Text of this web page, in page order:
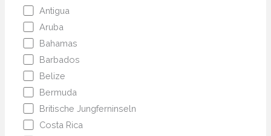
Antigua
Aruba
Bahamas
Barbados
Belize
Bermuda
Britische Jungferninseln
Costa Rica